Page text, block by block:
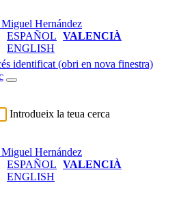
ESPAÑOL VALENCIÀ
ENGLISH
identificat (obri en nova finestra)
Introdueix la teua cerca
ESPAÑOL VALENCIÀ
ENGLISH